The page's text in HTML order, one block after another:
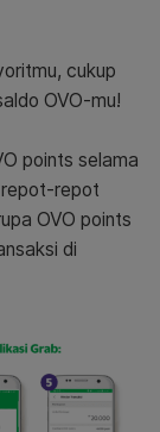
cukup
OVO-mu!
points selama
repot-repot
OVO points
di